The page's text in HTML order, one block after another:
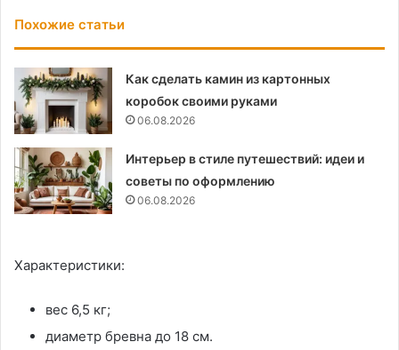
Похожие статьи
Как сделать камин из картонных
коробок своими руками
06.08.2026
Интерьер в стиле путешествий: идеи и
советы по оформлению
06.08.2026
Характеристики:
вес 6,5 кг;
диаметр бревна до 18 см.